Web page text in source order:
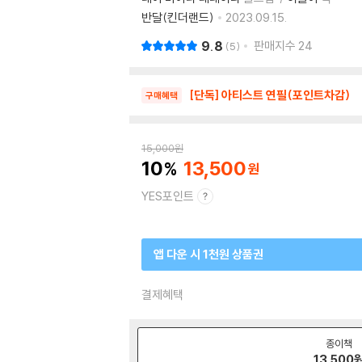
반달(킨더랜드)
2023.09.15.
9.8 5 판매지수 24
구매혜택 [단독] 아티스트 연필(포인트차감)
15,000원
10 13,500
YES포인트
앱 다운 시 1천원 상품권
결제혜택
종이책
13,500